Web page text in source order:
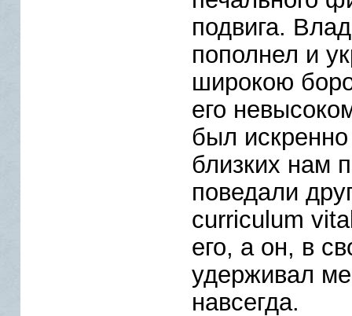
подвига.
пополнел и
широкою
его
был
близких нам
поведали
curriculum
его, а он, в
удерживал
навсегда.